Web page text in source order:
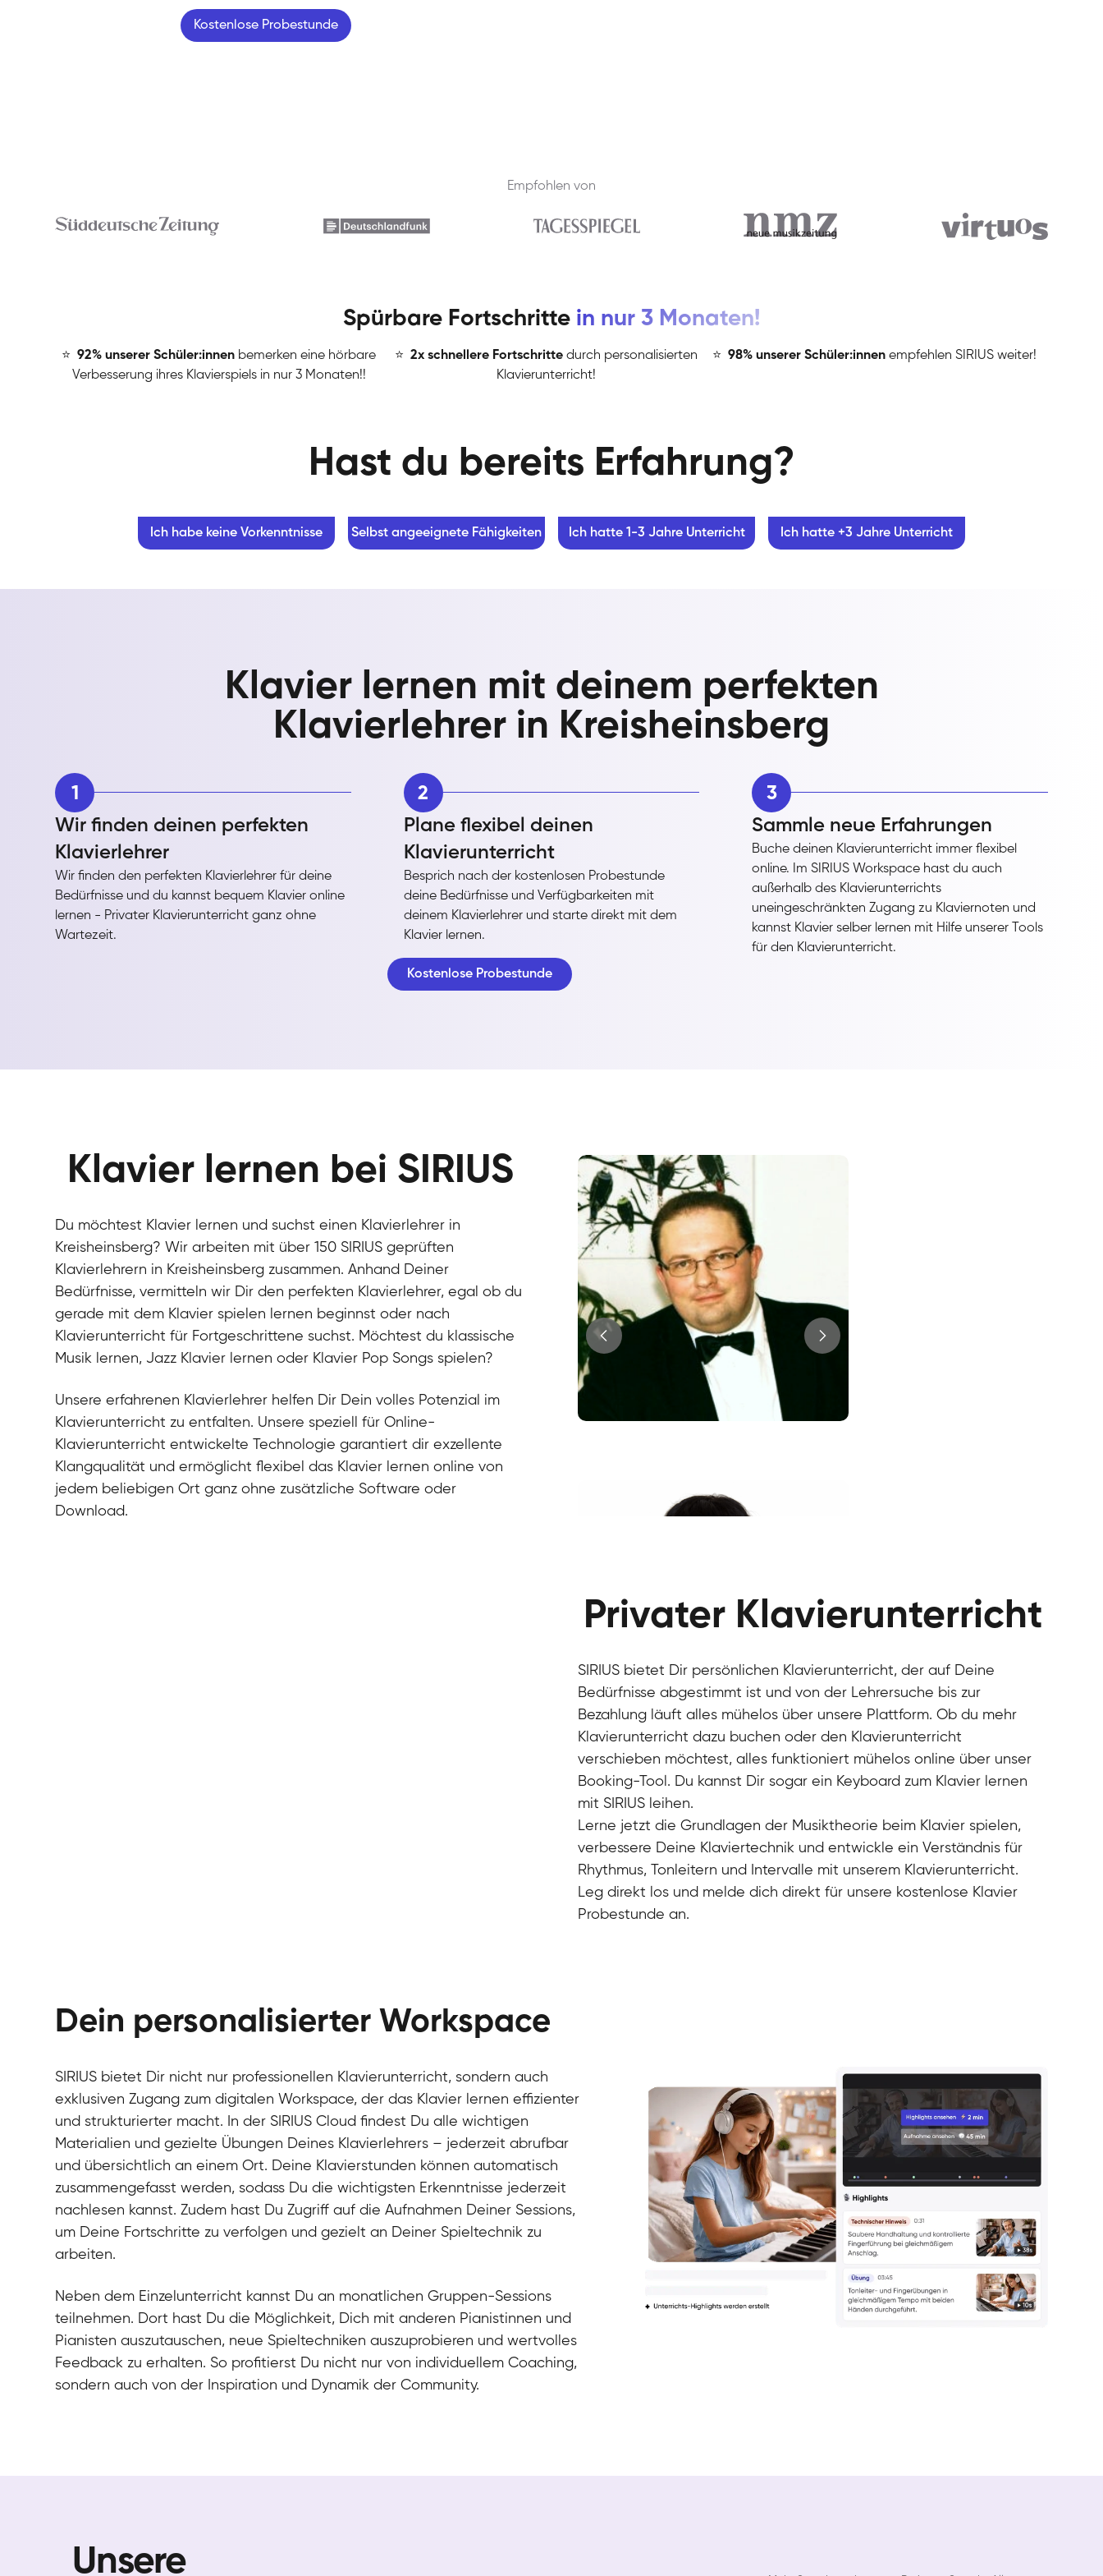
Kostenlose Probestunde
Empfohlen von
Spürbare Fortschritte in nur 3 Monaten!
⭐ ️92% unserer Schüler:innen bemerken eine hörbare
Verbesserung ihres Klavierspiels in nur 3 Monaten!!
⭐ ️2x schnellere Fortschritte durch personalisierten
Klavierunterricht!
⭐ 98% unserer Schüler:innen empfehlen SIRIUS weiter!
Hast du bereits Erfahrung?
Ich habe keine Vorkenntnisse Selbst angeeignete Fähigkeiten Ich hatte 1-3 Jahre Unterricht Ich hatte +3 Jahre Unterricht
Klavier lernen mit deinem perfekten
Klavierlehrer in Kreisheinsberg
1
Wir finden deinen perfekten
Klavierlehrer
Wir finden den perfekten Klavierlehrer für deine
Bedürfnisse und du kannst bequem Klavier online
lernen - Privater Klavierunterricht ganz ohne
Wartezeit.
2
Plane flexibel deinen
Klavierunterricht
Besprich nach der kostenlosen Probestunde
deine Bedürfnisse und Verfügbarkeiten mit
deinem Klavierlehrer und starte direkt mit dem
Klavier lernen.
3
Sammle neue Erfahrungen
Buche deinen Klavierunterricht immer flexibel
online. Im SIRIUS Workspace hast du auch
außerhalb des Klavierunterrichts
uneingeschränkten Zugang zu Klaviernoten und
kannst Klavier selber lernen mit Hilfe unserer Tools
für den Klavierunterricht.
Kostenlose Probestunde
Klavier lernen bei SIRIUS
Du möchtest Klavier lernen und suchst einen Klavierlehrer in
Kreisheinsberg? Wir arbeiten mit über 150 SIRIUS geprüften
Klavierlehrern in Kreisheinsberg zusammen. Anhand Deiner
Bedürfnisse, vermitteln wir Dir den perfekten Klavierlehrer, egal ob du
gerade mit dem Klavier spielen lernen beginnst oder nach
Klavierunterricht für Fortgeschrittene suchst. Möchtest du klassische
Musik lernen, Jazz Klavier lernen oder Klavier Pop Songs spielen?
Unsere erfahrenen Klavierlehrer helfen Dir Dein volles Potenzial im
Klavierunterricht zu entfalten. Unsere speziell für Online-
Klavierunterricht entwickelte Technologie garantiert dir exzellente
Klangqualität und ermöglicht flexibel das Klavier lernen online von
jedem beliebigen Ort ganz ohne zusätzliche Software oder
Download.
Klavier / Piano / Flügel
Klavier / Piano / Flügel
Charlotte
Klavier / Piano / Flügel
Klavier / Piano / Flügel
Klavier / Piano / Flügel
Klavier / Piano / Flügel
Klavier / Piano / Flügel
Klavier / Piano / Flügel
Klavier / Piano / Flügel
Privater Klavierunterricht
SIRIUS bietet Dir persönlichen Klavierunterricht, der auf Deine
Bedürfnisse abgestimmt ist und von der Lehrersuche bis zur
Bezahlung läuft alles mühelos über unsere Plattform. Ob du mehr
Klavierunterricht dazu buchen oder den Klavierunterricht
verschieben möchtest, alles funktioniert mühelos online über unser
Booking-Tool. Du kannst Dir sogar ein Keyboard zum Klavier lernen
mit SIRIUS leihen.
Lerne jetzt die Grundlagen der Musiktheorie beim Klavier spielen,
verbessere Deine Klaviertechnik und entwickle ein Verständnis für
Rhythmus, Tonleitern und Intervalle mit unserem Klavierunterricht.
Leg direkt los und melde dich direkt für unsere kostenlose Klavier
Probestunde an.
Dein personalisierter Workspace
SIRIUS bietet Dir nicht nur professionellen Klavierunterricht, sondern auch
exklusiven Zugang zum digitalen Workspace, der das Klavier lernen effizienter
und strukturierter macht. In der SIRIUS Cloud findest Du alle wichtigen
Materialien und gezielte Übungen Deines Klavierlehrers – jederzeit abrufbar
und übersichtlich an einem Ort. Deine Klavierstunden können automatisch
zusammengefasst werden, sodass Du die wichtigsten Erkenntnisse jederzeit
nachlesen kannst. Zudem hast Du Zugriff auf die Aufnahmen Deiner Sessions,
um Deine Fortschritte zu verfolgen und gezielt an Deiner Spieltechnik zu
arbeiten.
Neben dem Einzelunterricht kannst Du an monatlichen Gruppen-Sessions
teilnehmen. Dort hast Du die Möglichkeit, Dich mit anderen Pianistinnen und
Pianisten auszutauschen, neue Spieltechniken auszuprobieren und wertvolles
Feedback zu erhalten. So profitierst Du nicht nur von individuellem Coaching,
sondern auch von der Inspiration und Dynamik der Community.
Unsere